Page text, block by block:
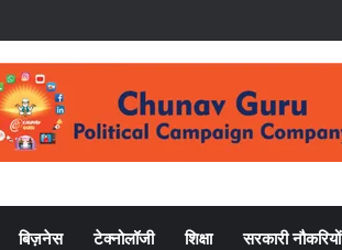
बिज़नेस टेक्नोलॉजी शिक्षा सरकारी नौकरियों